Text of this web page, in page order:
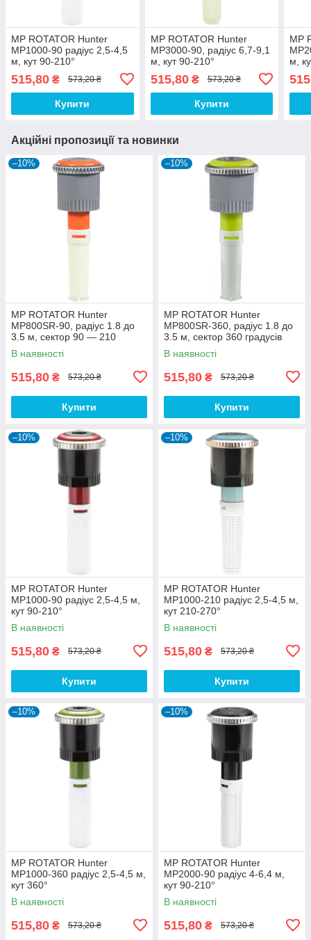
MP ROTATOR Hunter
MP1000-90 радіус 2,5-4,5
м, кут 90-210°
515,80 ₴ 573,20 ₴
Купити
MP ROTATOR Hunter
MP3000-90, радіус 6,7-9,1
м, кут 90-210°
515,80₴ 573,20 ₴
Купити
MP
м,
Акційні пропозиції та новинки
–10%
MP ROTATOR Hunter
MP800SR-90, радіус 1.8 до
3.5 м, сектор 90 — 210
градусів
В наявності
515,80 ₴ 573,20 ₴
Купити
–10%
MP ROTATOR Hunter
MP800SR-360, радіус 1.8 до
3.5 м, сектор 360 градусів
В наявності
515,80 ₴ 573,20 ₴
Купити
–10%
MP ROTATOR Hunter
MP1000-90 радіус 2,5-4,5 м,
кут 90-210°
В наявності
515,80 ₴ 573,20 ₴
Купити
–10%
MP ROTATOR Hunter
MP1000-210 радіус 2,5-4,5 м,
кут 210-270°
В наявності
515,80 ₴ 573,20 ₴
Купити
–10%
MP ROTATOR Hunter
MP1000-360 радіус 2,5-4,5 м,
кут 360°
В наявності
515,80 ₴ 573,20 ₴
–10%
MP ROTATOR Hunter
MP2000-90 радіус 4-6,4 м,
кут 90-210°
В наявності
515,80 ₴ 573,20 ₴